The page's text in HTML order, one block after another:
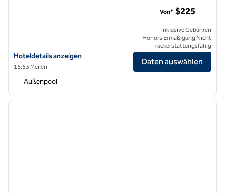
Hoteldetails für La Quinta Resort & Club, Curio Collection by Hilton
Hoteldetails anzeigen
16,63 Meilen
Von* $225
Inklusive Gebühren
Honors Ermäßigung Nicht
rückerstattungsfähig
Daten auswählen
Außenpool
1 von 12